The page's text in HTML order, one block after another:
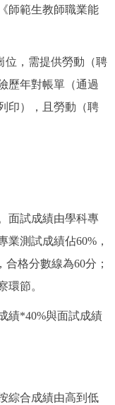
師範生教師職業能
，需提供勞動（聘
歷年對帳單（通過
印），且勞動（聘
試成績由學科專
測試成績佔60%，
格分數線為60分；
環節。
*40%與面試成績
合成績由高到低